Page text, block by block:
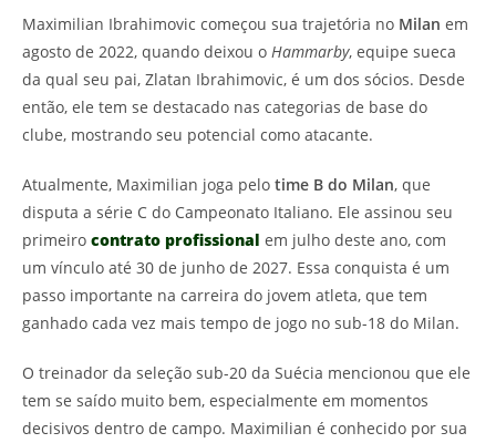
Maximilian Ibrahimovic começou sua trajetória no Milan em
agosto de 2022, quando deixou o Hammarby, equipe sueca
da qual seu pai, Zlatan Ibrahimovic, é um dos sócios. Desde
então, ele tem se destacado nas categorias de base do
clube, mostrando seu potencial como atacante.
Atualmente, Maximilian joga pelo time B do Milan, que
disputa a série C do Campeonato Italiano. Ele assinou seu
primeiro contrato profissional em julho deste ano, com
um vínculo até 30 de junho de 2027. Essa conquista é um
passo importante na carreira do jovem atleta, que tem
ganhado cada vez mais tempo de jogo no sub-18 do Milan.
O treinador da seleção sub-20 da Suécia mencionou que ele
tem se saído muito bem, especialmente em momentos
decisivos dentro de campo. Maximilian é conhecido por sua